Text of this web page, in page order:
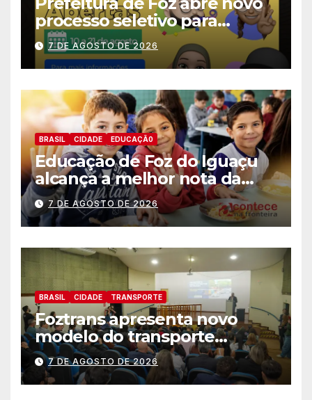
processo seletivo para
estagiários
7 DE AGOSTO DE 2026
BRASIL CIDADE EDUCAÇÃ0
Educação de Foz do Iguaçu
alcança a melhor nota da
história no IDEB
7 DE AGOSTO DE 2026
BRASIL CIDADE TRANSPORTE
Foztrans apresenta novo
modelo do transporte
coletivo em audiência
pública e avança para um
sistema mais moderno e
7 DE AGOSTO DE 2026